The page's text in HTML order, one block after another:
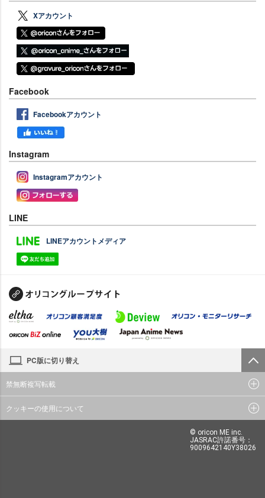
Xアカウント
Facebook
Facebookアカウント
Instagram
Instagramアカウント
LINE
LINEアカウントメディア
PC版に切り替え
禁無断複写転載
クッキーの使用について
© oricon ME inc.
JASRAC許諾番号：
9009642140Y38026